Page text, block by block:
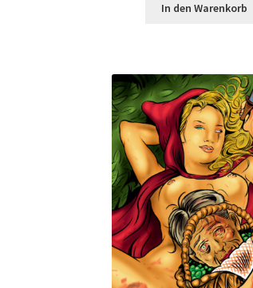
In den Warenkorb